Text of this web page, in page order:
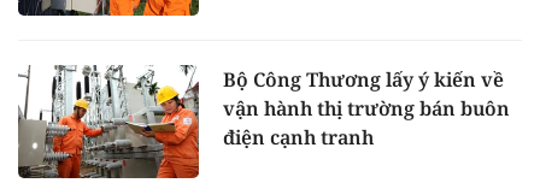
Bộ Công Thương lấy ý kiến về
vận hành thị trường bán buôn
điện cạnh tranh